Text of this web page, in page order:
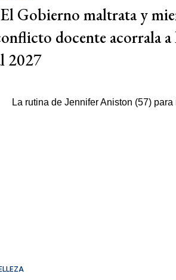
Gobierno maltrata y
docente acorrala a
2027